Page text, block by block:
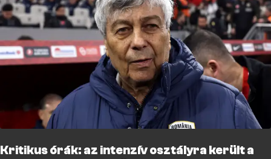
Kritikus órák: az intenzív osztályra került a